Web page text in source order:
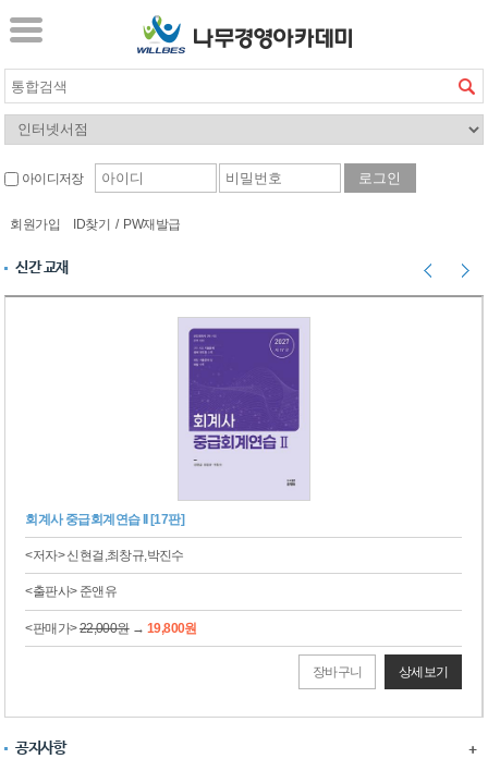
아이디저장
회원가입 ID찾기 / PW재발급
신간 교재
공지사항 +